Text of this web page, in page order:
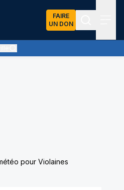
FAIRE
UN DON
pas de nuages
pour Violaines